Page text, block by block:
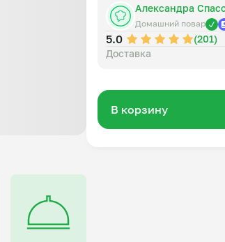
Александра
Домашний повар
5.0 (201)
Доставка
В корзину